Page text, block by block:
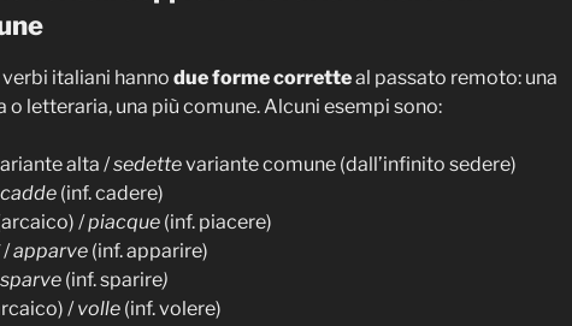
italiani hanno due forme corretteal passato remoto: una
o letteraria, una più comune. Alcuni esempi sono:
alta /sedettevariante comune (dall’infinito sedere)
cadde (inf. cadere)
/piacque (inf. piacere)
/apparve (inf. apparire)
sparve (inf. sparire)
/volle (inf. volere)